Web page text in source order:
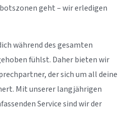
geht – wir erledigen
während des gesamten
fühlst. Daher bieten wir
der sich um all deine
Mit unserer langjährigen
Service sind wir der